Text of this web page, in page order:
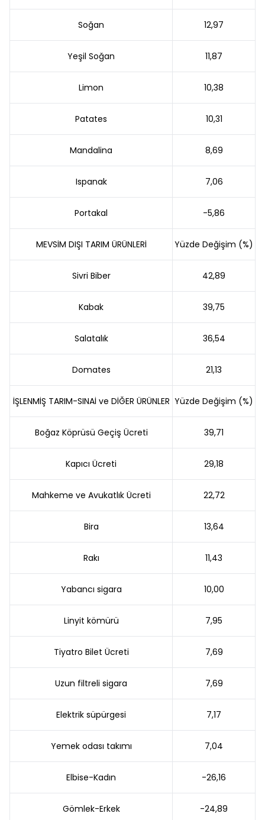
Soğan 12,97
Yeşil Soğan 11,87
Limon 10,38
Patates 10,31
Mandalina 8,69
Ispanak 7,06
Portakal -5,86
MEVSİM DIŞI TARIM ÜRÜNLERİ Yüzde Değişim (%)
Sivri Biber 42,89
Kabak 39,75
Salatalık 36,54
Domates 21,13
İŞLENMİŞ TARIM-SINAİ ve DİĞER ÜRÜNLER Yüzde Değişim (%)
Boğaz Köprüsü Geçiş Ücreti 39,71
Kapıcı Ücreti 29,18
Mahkeme ve Avukatlık Ücreti 22,72
Bira 13,64
Rakı 11,43
Yabancı sigara 10,00
Linyit kömürü 7,95
Tiyatro Bilet Ücreti 7,69
Uzun filtreli sigara 7,69
Elektrik süpürgesi 7,17
Yemek odası takımı 7,04
Elbise-Kadın -26,16
Gömlek-Erkek -24,89